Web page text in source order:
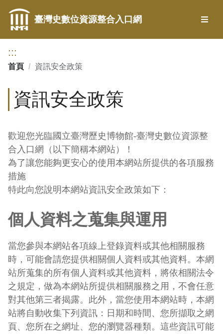
臺灣史數位資源整合入口網 選單
:::
首頁 / 資訊安全政策
資訊安全政策
歡迎您光臨國立臺灣歷史博物館-臺灣史數位資源整
合入口網（以下簡稱本網站）！
為了讓您能夠更安心的使用本網站所提供的各項服務
措施
特此向您說明本網站資訊安全政策如下：
個人資料之蒐集與運用
當您參與本網站各項線上登錄資料或其他相關服務
時，可能會請您提供相關個人資料或其他資料。本網
站所蒐集的所有個人資料或其他資料，將依相關法令
之規定，做為本網站所提供相關服務之用，不會任意
對其他第三者揭露。此外，當您使用本網站時，本網
站將自動收集下列資訊：日期和時間、您所擷取之網
頁、您所在之網址、您的瀏覽器種類。這些資訊可能